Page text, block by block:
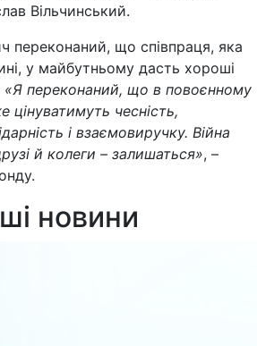
Вільчинський.
переконаний, що співпраця, яка
у майбутньому дасть хороші
«Я переконаний, що в повоєнному
цінуватимуть чесність,
і взаємовиручку. Війна
й колеги – залишаться», –
новини